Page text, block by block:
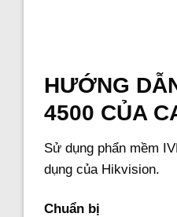
HƯỚNG
4500 CỦA
Sử dụng phẩn mềm
dụng của Hikvision.
Chuẩn bị